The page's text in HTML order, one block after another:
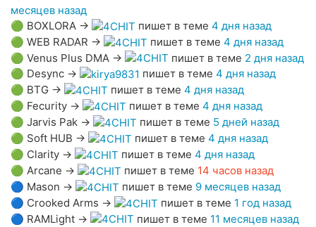
месяцев назад
🟢 BOXLORA → пишет в теме 4 дня назад
🟢 WEB RADAR → пишет в теме 4 дня назад
🟢 Venus Plus DMA → пишет в теме 2 дня назад
🟢 Desync → пишет в теме 4 дня назад
🟢 BTG → пишет в теме 4 дня назад
🟢 Fecurity → пишет в теме 4 дня назад
🟢 Jarvis Pak → пишет в теме 5 дней назад
🟢 Soft HUB → пишет в теме 4 дня назад
🟢 Clarity → пишет в теме 4 дня назад
🟢 Arcane → пишет в теме 14 часов назад
🔵 Mason → пишет в теме 9 месяцев назад
🔵 Crooked Arms → пишет в теме 1 год назад
🔵 RAMLight → пишет в теме 11 месяцев назад